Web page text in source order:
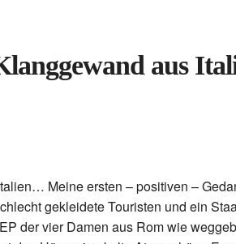
aus
Meine ersten – positiven –
gekleidete Touristen und ein
der vier Damen aus Rom wie